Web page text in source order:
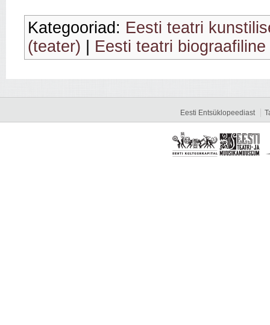
Kategooriad: Eesti teatri
(teater)
Eesti teatri
Eesti Entsüklopeediast